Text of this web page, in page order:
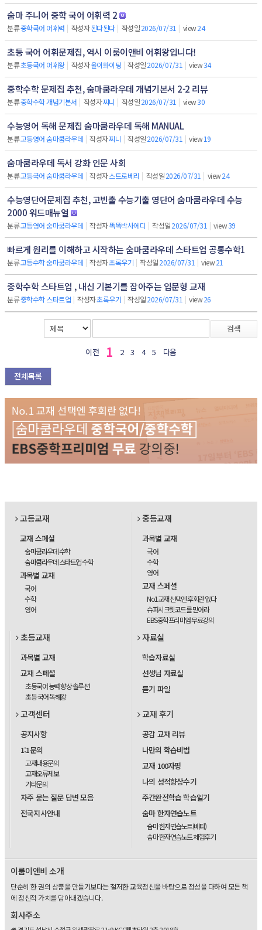
숨마 주니어 중학 국어 어휘력 2
분류중학국어 어휘력 | 작성자된다된다 | 작성일2026/07/31 | view24
초등 국어 어휘문제집, 역시 이룸이앤비 어휘왕입니다!
분류초등국어 어휘왕 | 작성자율이화이팅 | 작성일2026/07/31 | view34
중학수학 문제집 추천, 숨마쿰라우데 개념기본서 2-2 리뷰
분류중학수학 개념기본서 | 작성자찌니 | 작성일2026/07/31 | view30
수능영어 독해 문제집 숨마쿰라우데 독해 MANUAL
분류고등영어 숨마쿰라우데 | 작성자찌니 | 작성일2026/07/31 | view19
숨마쿰라우데 독서 강화 인문 사회
분류고등국어 숨마쿰라우데 | 작성자스트로베리 | 작성일2026/07/31 | view24
수능영단어문제집 추천, 고빈출 수능기출 영단어 숨마쿰라우데 수능
2000 워드매뉴얼
분류고등영어 숨마쿰라우데 | 작성자똑똑박사에디 | 작성일2026/07/31 | view39
빠르게 원리를 이해하고 시작하는 숨마쿰라우데 스타트업 공통수학1
분류고등수학 숨마쿰라우데 | 작성자초록우기 | 작성일2026/07/31 | view21
중학수학 스타트업 , 내신 기본기를 잡아주는 입문형 교재
분류중학수학 스타트업 | 작성자초록우기 | 작성일2026/07/31 | view26
검색
이전 1 2 3 4 5 다음
전체목록
고등교재
교재 스페셜
숨마쿰라우데 수학
숨마쿰라우데 스타트업 수학
과목별 교재
국어
수학
영어
중등교재
과목별 교재
국어
수학
영어
교재 스페셜
No1교재 선택엔 후회란 없다
슈퍼시크릿코드를 믿어라
EBS중학프리미엄 무료강의
초등교재
과목별 교재
교재 스페셜
초등국어 능력 향상 솔루션
초등 국어 독해왕
자료실
학습자료실
선생님 자료실
듣기 파일
고객센터
공지사항
1:1문의
교재내용문의
교재오류제보
기타문의
자주 묻는 질문 답변 모음
전국지사안내
교재 후기
공감 교재 리뷰
나만의 학습비법
교재 100자평
나의 성적향상수기
주간완전학습 학습일기
숨마 한자연습노트
숨마 한자연습노트(베타)
숨마 한자연습노트 체험후기
이룸이앤비 소개
단순히 한 권의 상품을 만들기보다는 철저한 교육정신을 바탕으로 정성을 다하여 모든 책
에 정신적 가치를 담아내겠습니다.
회사주소